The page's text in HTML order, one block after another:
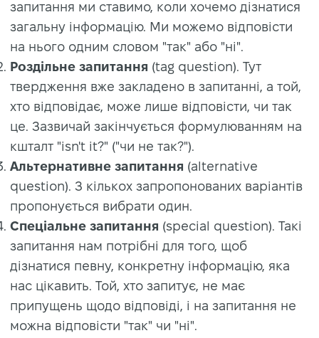
запитання ми ставимо, коли хочемо дізнатися
загальну інформацію. Ми можемо відповісти
на нього одним словом "так" або "ні".
Роздільне запитання (tag question). Тут
твердження вже закладено в запитанні, а той,
хто відповідає, може лише відповісти, чи так
це. Зазвичай закінчується формулюванням на
кшталт "isn't it?" ("чи не так?").
Альтернативне запитання (alternative
question). З кількох запропонованих варіантів
пропонується вибрати один.
Спеціальне запитання (special question). Такі
запитання нам потрібні для того, щоб
дізнатися певну, конкретну інформацію, яка
нас цікавить. Той, хто запитує, не має
припущень щодо відповіді, і на запитання не
можна відповісти "так" чи "ні".